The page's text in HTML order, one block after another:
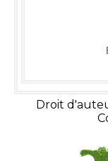
Droit